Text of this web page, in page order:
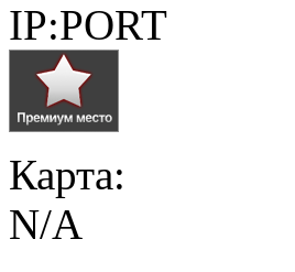
IP:PORT
Карта:
N/A